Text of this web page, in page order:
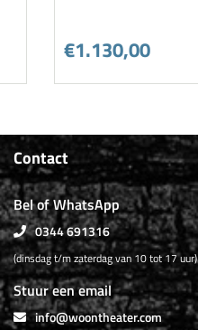
€1.130,00
Contact
Bel of WhatsApp
0344 691316
(dinsdag t/m zaterdag van 10 tot 17 uur)
Stuur een email
info@woontheater.com